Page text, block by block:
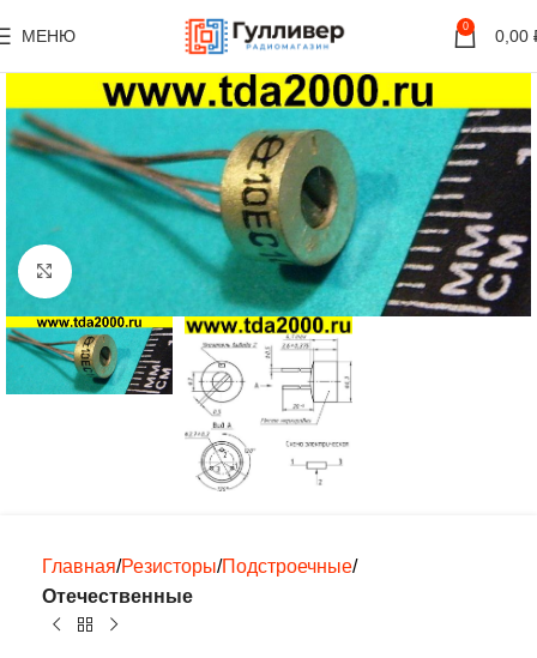
МЕНЮ 0 0,00
Нажмите, чтобы увеличить
Главная Резисторы Подстроечные
Отечественные